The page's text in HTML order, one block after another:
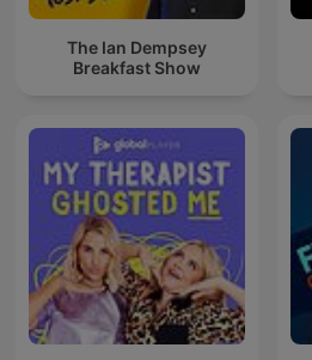
The Ian Dempsey
Breakfast Show